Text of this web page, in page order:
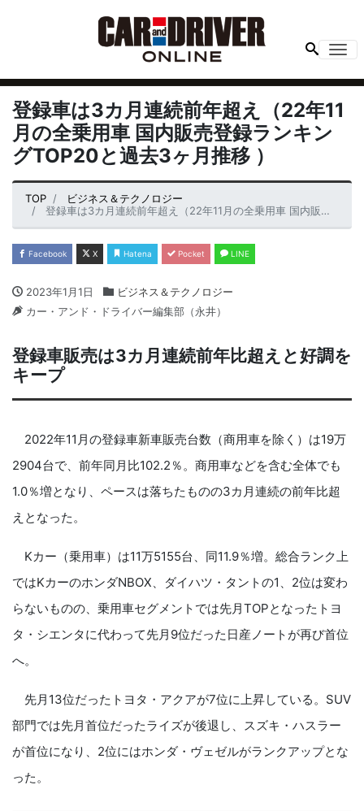
登録車は3カ月連続前年超え（22年11
月の全乗用車 国内販売登録ランキン
グTOP20と過去3ヶ月推移 ）
TOP
ビジネス＆テクノロジー
登録車は3カ月連続前年超え（22年11月の全乗用車 国内販売登録ランキングTOP20と過去3ヶ月推移 ）
Facebook X Hatena Pocket LINE
2023年1月1日
ビジネス＆テクノロジー
カー・アンド・ドライバー編集部（永井）
登録車販売は3カ月連続前年比超えと好調を
キープ
2022年11月の登録車新車販売台数（商用車を除く）は19万
2904台で、前年同月比102.2％。商用車などを含む全体でも
1.0％増となり、ペースは落ちたものの3カ月連続の前年比超
えとなった。
Kカー（乗用車）は11万5155台、同11.9％増。総合ランク上
ではKカーのホンダNBOX、ダイハツ・タントの1、2位は変わ
らないものの、乗用車セグメントでは先月TOPとなったトヨ
タ・シエンタに代わって先月9位だった日産ノートが再び首位
へ。
先月13位だったトヨタ・アクアが7位に上昇している。SUV
部門では先月首位だったライズが後退し、スズキ・ハスラー
が首位になり、2位にはホンダ・ヴェゼルがランクアップとな
った。